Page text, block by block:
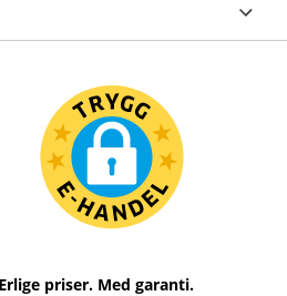
priser. Med garanti.